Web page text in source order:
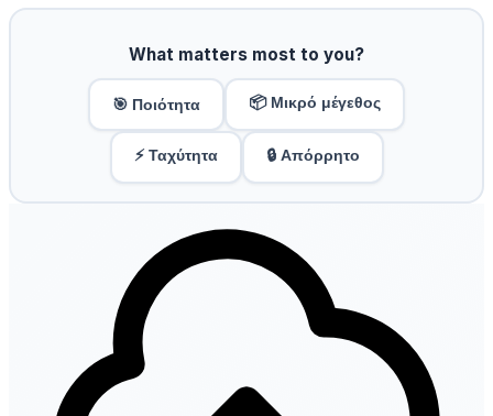
What matters most to you?
🎯 Ποιότητα 📦 Μικρό μέγεθος
⚡ Ταχύτητα 🔒 Απόρρητο